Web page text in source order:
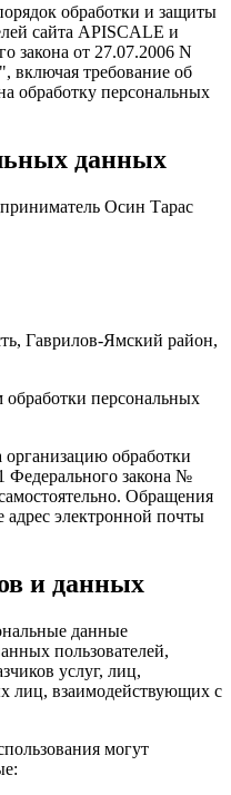
обработки и защиты
сайта APISCALE и
закона от 27.07.2006 N
требование об
обработку персональных
данных
Осин Тарас
Гаврилов-Ямский район,
персональных
обработки
Федерального закона №
Обращения
электронной почты
и данных
данные
пользователей,
услуг, лиц,
лиц, взаимодействующих с
могут